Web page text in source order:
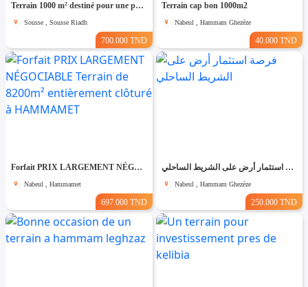
Terrain 1000 m² destiné pour une promotion immobilière à Cité riadh
Sousse , Sousse Riadh
700.000 TND
Terrain cap bon 1000m2
Nabeul , Hammam Ghezèze
40.000 TND
Forfait PRIX LARGEMENT NÉGOCIABLE Terrain de 8200m² entièrement clôturé à HAMMAMET
Nabeul , Hammamet
697.000 TND
فرصة استثمار أرض على الشريط الساحلي
Nabeul , Hammam Ghezèze
250.000 TND